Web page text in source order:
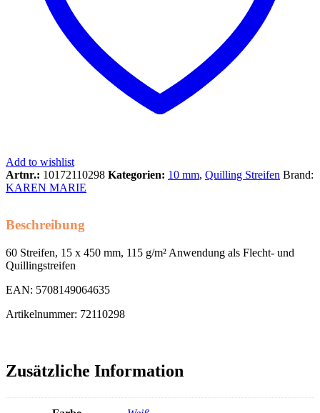
Add to wishlist
Artnr.: 10172110298 Kategorien: 10 mm, Quilling Streifen Brand:
KAREN MARIE
Beschreibung
60 Streifen, 15 x 450 mm, 115 g/m² Anwendung als Flecht- und
Quillingstreifen
EAN: 5708149064635
Artikelnummer: 72110298
Zusätzliche Information